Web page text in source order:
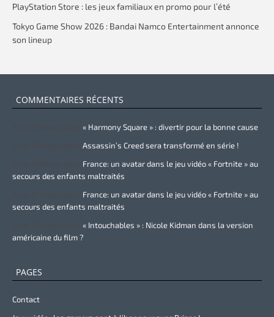
PlayStation Store : les jeux familiaux en promo pour l’été
Tokyo Game Show 2026 : Bandai Namco Entertainment annonce
son lineup
COMMENTAIRES RÉCENTS
« Harmony Square » : divertir pour la bonne cause
Assassin’s Creed sera transformé en série !
France: un avatar dans le jeu vidéo « Fortnite » au
secours des enfants maltraités
France: un avatar dans le jeu vidéo « Fortnite » au
secours des enfants maltraités
« Intouchables » : Nicole Kidman dans la version
américaine du film ?
PAGES
Contact